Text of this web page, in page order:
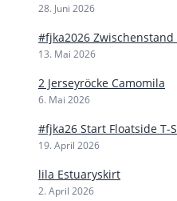
28. Juni 2026
#fjka2026
13. Mai 2026
2 Jerseyröcke Camomila
6. Mai 2026
#fjka26 Start Floatside T-
19. April 2026
lila Estuaryskirt
2. April 2026